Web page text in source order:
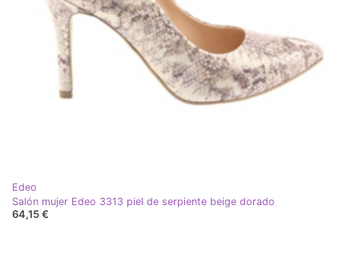
Edeo
Salón mujer Edeo 3313 piel de serpiente beige dorado
64,15 €